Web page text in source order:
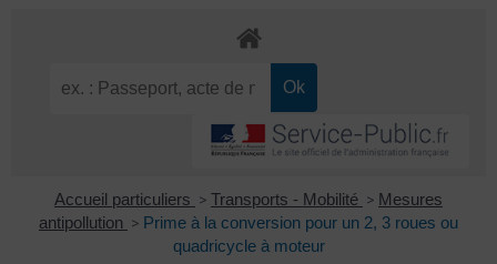
Accueil particuliers > Transports - Mobilité > Mesures
antipollution > Prime à la conversion pour un 2, 3 roues ou
quadricycle à moteur